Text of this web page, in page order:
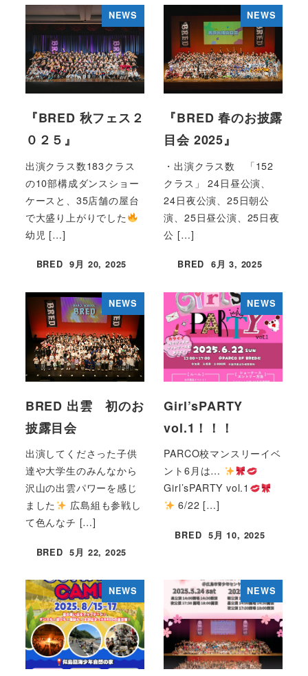
NEWS
『BRED 秋フェス２
０２５』
出演クラス数183クラス
の10部構成ダンスショー
ケースと、35店舗の屋台
で大盛り上がりでした
幼児 […]
BRED
投稿日
9月 20, 2025
NEWS
『BRED 春のお披露
目会 2025』
・出演クラス数 「152
クラス」 24日昼公演、
24日夜公演、25日朝公
演、25日昼公演、25日夜
公 […]
BRED
投稿日
6月 3, 2025
NEWS
BRED 出雲 初のお
披露目会
出演してくださった子供
達や大学生のみんなから
沢山の出雲パワーを感じ
ました
広島組も参戦し
て色んなチ […]
BRED
投稿日
5月 22, 2025
NEWS
Girl’sPARTY
vol.1！！！
PARCO校マンスリーイベ
ント6月は…
Girl’sPARTY vol.1
6/22 […]
BRED
投稿日
5月 10, 2025
NEWS NEWS